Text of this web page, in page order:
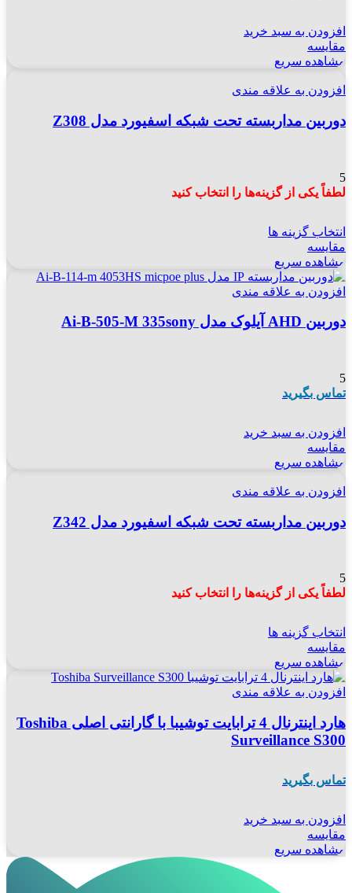
افزودن به سبد خرید
مقایسه
مشاهده سریع
افزودن به علاقه مندی
دوربین مداربسته تحت شبکه اسفیورد مدل Z308
5
لطفاً یکی از گزینه‌ها را انتخاب کنید
انتخاب گزینه ها
مقایسه
مشاهده سریع
افزودن به علاقه مندی
دوربین AHD آیلوک مدل Ai-B-505-M 335sony
5
تماس بگیرید
افزودن به سبد خرید
مقایسه
مشاهده سریع
افزودن به علاقه مندی
دوربین مداربسته تحت شبکه اسفیورد مدل Z342
5
لطفاً یکی از گزینه‌ها را انتخاب کنید
انتخاب گزینه ها
مقایسه
مشاهده سریع
افزودن به علاقه مندی
هارد اینترنال 4 ترابایت توشیبا با گارانتی اصلی Toshiba
Surveillance S300
تماس بگیرید
افزودن به سبد خرید
مقایسه
مشاهده سریع